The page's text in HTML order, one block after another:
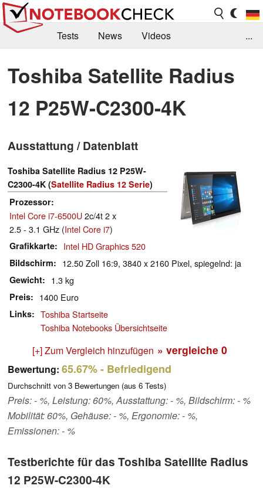
Tests News
Videos
Kaufberatung
Deals Suche
Jobs
Forum
...
Toshiba Satellite Radius
12 P25W-C2300-4K
Ausstattung / Datenblatt
Toshiba Satellite Radius 12 P25W-
C2300-4K (Satellite Radius 12 Serie)
Prozessor
Intel Core i7-6500U2c/4t 2 x
2.5 - 3.1 GHz (Intel Core i7)
Grafikkarte Intel HD Graphics 520
Bildschirm 12.50 Zoll 16:9, 3840 x 2160 Pixel, spiegelnd: ja
Gewicht 1.3 kg
Preis 1400 Euro
Links
Toshiba Startseite
Toshiba Notebooks Übersichtseite
[+] Zum Vergleich hinzufügen » vergleiche 0
Bewertung: 65.67%- Befriedigend
Durchschnitt von 3 Bewertungen (aus 6 Tests)
Preis: - %, Leistung: 60%, Ausstattung: - %, Bildschirm: - %
Mobilität: 60%, Gehäuse: - %, Ergonomie: - %,
Emissionen: - %
Testberichte für das Toshiba Satellite Radius
12 P25W-C2300-4K